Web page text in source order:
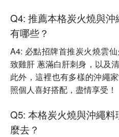
Q4: 推薦本格炭火燒與
有哪些？
A4: 必點招牌首推炭火燒雲
致雞肝 蔥滿白肝刺身，以及
此外，這裡也有多樣的沖繩
照個人喜好搭配，盡情享受！
Q5: 本格炭火燒與沖繩
麼去？